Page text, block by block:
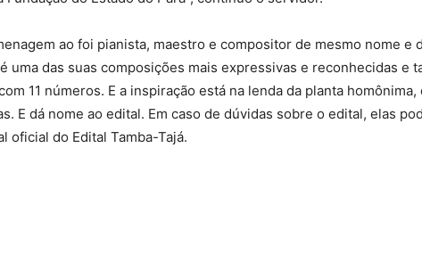
ao foi pianista, maestro e compositor de mesmo nome e
das suas composições mais expressivas e reconhecidas e
11 números. E a inspiração está na lenda da planta
E dá nome ao edital. Em caso de dúvidas sobre o edital, elas
oficial do Edital Tamba-Tajá.